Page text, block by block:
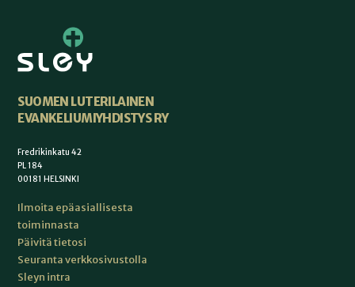
SUOMEN LUTERILAINEN
EVANKELIUMIYHDISTYS RY
Fredrikinkatu 42
PL 184
00181 HELSINKI
Ilmoita epäasiallisesta
toiminnasta
Päivitä tietosi
Seuranta verkkosivustolla
Sleyn intra